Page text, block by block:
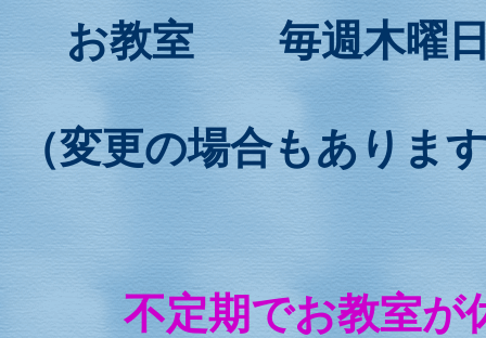
お教室 毎週木曜日
（変更の場合もありま
不定期でお教室が